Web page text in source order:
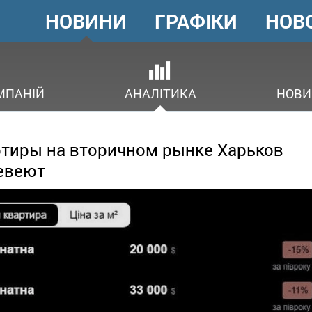
ГОЛОВНЕ
МЕНЮ
НОВИНИ
АНАЛІТИКА
ГРАФІКИ
на вторичном рынке Харьков